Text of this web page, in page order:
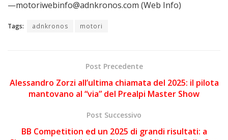
—motoriwebinfo@adnkronos.com (Web Info)
Tags: adnkronos motori
Post Precedente
Alessandro Zorzi all’ultima chiamata del 2025: il pilota
mantovano al “via” del Prealpi Master Show
Post Successivo
BB Competition ed un 2025 di grandi risultati: a